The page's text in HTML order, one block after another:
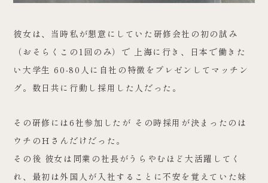
彼女は、当時私が懇意にしていた研修会社の初の試み
（おそらくこの1回のみ）で 上海に行き、日本で働きた
い大学生 60-80人に自社の特徴をプレゼンしてマッチン
グ。数日共に行動し採用した人だった。
その研修には6社参加したが その時採用が決まったのは
ウチのＨさんだけだった。
その後 彼女は同業の社長がうらやむほど大活躍してく
れ、最初は外国人が入社することに不安を覚えていた妹